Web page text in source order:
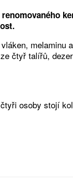
čtyř talířů,
osoby stojí